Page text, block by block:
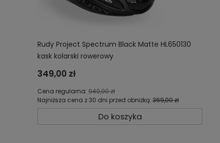
Rudy Project Spectrum Black Matte HL650130
kask kolarski rowerowy
349,00 zł
Cena regularna: 940,00 zł
Najniższa cena z 30 dni przed obniżką: 369,00 zł
Do koszyka